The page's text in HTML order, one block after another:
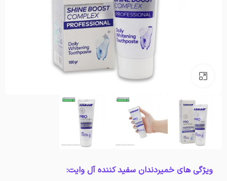
بزرگنمایی تصویر
ویژگی های خميردندان سفيد كننده آل وايت: